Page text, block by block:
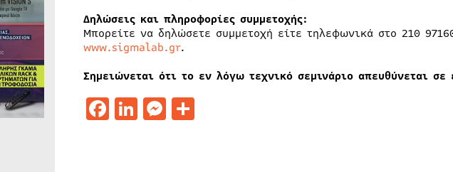
Δηλώσεις και πληροφορίες συμμετοχής:
Μπορείτε να δηλώσετε συμμετοχή είτε τηλεφωνικά στο 210
www.sigmalab.gr.
Σημειώνεται ότι το εν λόγω τεχνικό σεμινάριο απευθύνεται σε
Facebook
LinkedIn
Messenger
Μοιραστείτε